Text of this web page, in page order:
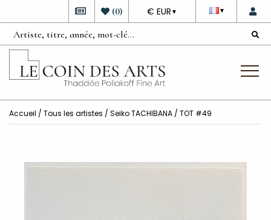
▼
DEVISE
€ EUR ▼
(0)
Accueil / Tous les artistes / Seiko TACHIBANA / TOT #49